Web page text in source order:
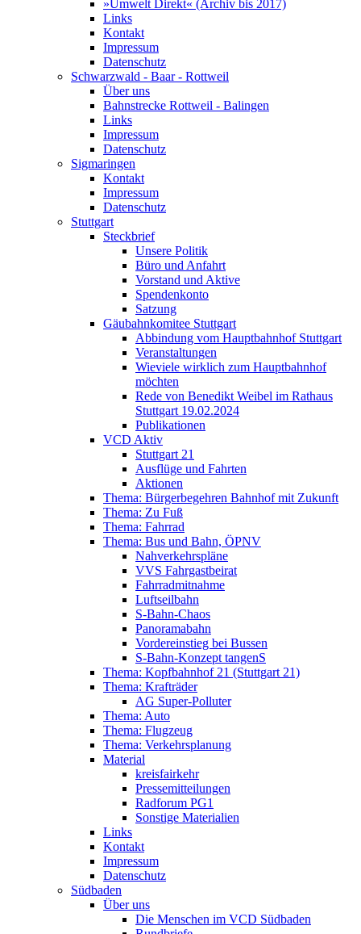
»Umwelt Direkt« (Archiv bis 2017)
Links
Kontakt
Impressum
Datenschutz
Schwarzwald - Baar - Rottweil
Über uns
Bahnstrecke Rottweil - Balingen
Links
Impressum
Datenschutz
Sigmaringen
Kontakt
Impressum
Datenschutz
Stuttgart
Steckbrief
Unsere Politik
Büro und Anfahrt
Vorstand und Aktive
Spendenkonto
Satzung
Gäubahnkomitee Stuttgart
Abbindung vom Hauptbahnhof Stuttgart
Veranstaltungen
Wieviele wirklich zum Hauptbahnhof
möchten
Rede von Benedikt Weibel im Rathaus
Stuttgart 19.02.2024
Publikationen
VCD Aktiv
Stuttgart 21
Ausflüge und Fahrten
Aktionen
Thema: Bürgerbegehren Bahnhof mit Zukunft
Thema: Zu Fuß
Thema: Fahrrad
Thema: Bus und Bahn, ÖPNV
Nahverkehrspläne
VVS Fahrgastbeirat
Fahrradmitnahme
Luftseilbahn
S-Bahn-Chaos
Panoramabahn
Vordereinstieg bei Bussen
S-Bahn-Konzept tangenS
Thema: Kopfbahnhof 21 (Stuttgart 21)
Thema: Krafträder
AG Super-Polluter
Thema: Auto
Thema: Flugzeug
Thema: Verkehrsplanung
Material
kreisfairkehr
Pressemitteilungen
Radforum PG1
Sonstige Materialien
Links
Kontakt
Impressum
Datenschutz
Südbaden
Über uns
Die Menschen im VCD Südbaden